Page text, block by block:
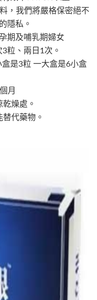
，我們將嚴格保密絕不
隱私。
期及哺乳期婦女
3粒、兩日1次。
是3粒 一大盒是6小盒
月
乾燥處。
替代藥物。